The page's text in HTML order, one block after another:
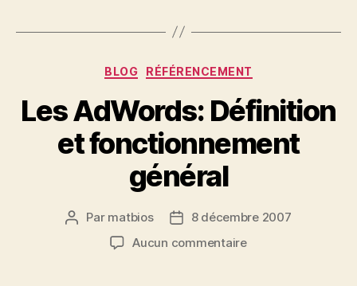
Catégories
BLOG RÉFÉRENCEMENT
Les AdWords: Définition
et fonctionnement
général
Auteur
Par matbios
Date8 décembre 2007
Aucun commentairesur